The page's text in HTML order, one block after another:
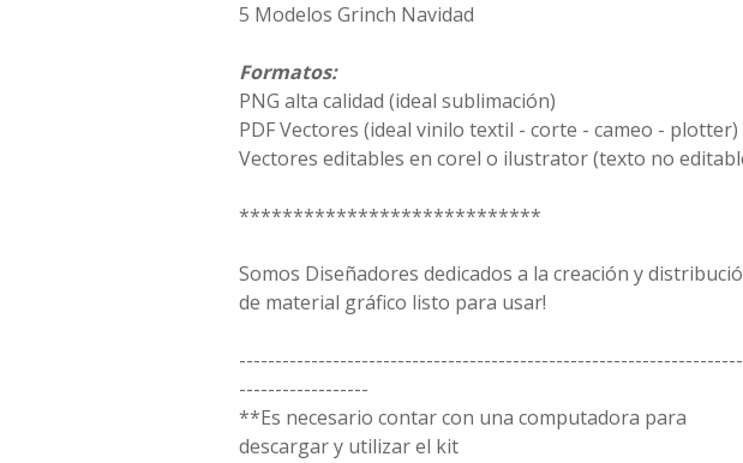
5 Modelos Grinch Navidad
Formatos:
PNG alta calidad (ideal sublimación)
PDF Vectores (ideal vinilo textil - corte - cameo - plotter)
Vectores editables en corel o ilustrator (texto no
****************************
Somos Diseñadores dedicados a la creación y
de material gráfico listo para usar!
------------------
**Es necesario contar con una computadora para
descargar y utilizar el kit